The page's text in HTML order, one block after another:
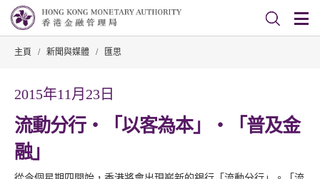
主頁 / 新聞與媒體 / 匯思
2015年11月23日
流動分行‧「以客為本」‧「普及金
融」